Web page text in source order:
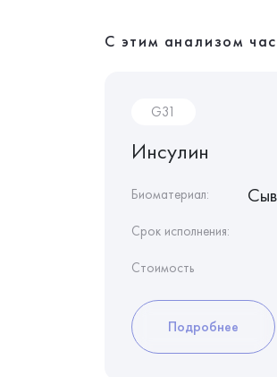
С этим анализом
G31
Инсулин
Биоматериал:
Срок исполнения:
Стоимость
Подробнее